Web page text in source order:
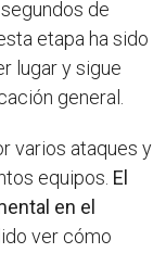
de
etapa ha sido
lugar y sigue
general.
varios ataques y
equipos. El
en el
ver cómo